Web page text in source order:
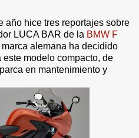
año hice tres reportajes sobre
LUCA BAR de la BMW F
alemana ha decidido
modelo compacto, de
en mantenimiento y